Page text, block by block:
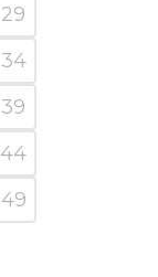
29
34
39
44
49